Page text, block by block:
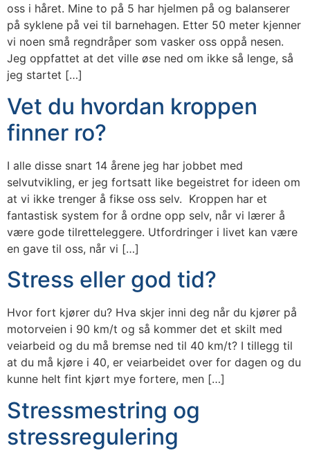
oss i håret. Mine to på 5 har hjelmen på og balanserer
på syklene på vei til barnehagen. Etter 50 meter kjenner
vi noen små regndråper som vasker oss oppå nesen.
Jeg oppfattet at det ville øse ned om ikke så lenge, så
jeg startet […]
Vet du hvordan kroppen
finner ro?
I alle disse snart 14 årene jeg har jobbet med
selvutvikling, er jeg fortsatt like begeistret for ideen om
at vi ikke trenger å fikse oss selv. Kroppen har et
fantastisk system for å ordne opp selv, når vi lærer å
være gode tilretteleggere. Utfordringer i livet kan være
en gave til oss, når vi […]
Stress eller god tid?
Hvor fort kjører du? Hva skjer inni deg når du kjører på
motorveien i 90 km/t og så kommer det et skilt med
veiarbeid og du må bremse ned til 40 km/t? I tillegg til
at du må kjøre i 40, er veiarbeidet over for dagen og du
kunne helt fint kjørt mye fortere, men […]
Stressmestring og
stressregulering